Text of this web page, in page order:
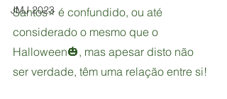
JMJ 2023
Santos⭐ é confundido, ou até
considerado o mesmo que o
Halloween🎃, mas apesar disto não
ser verdade, têm uma relação entre si!